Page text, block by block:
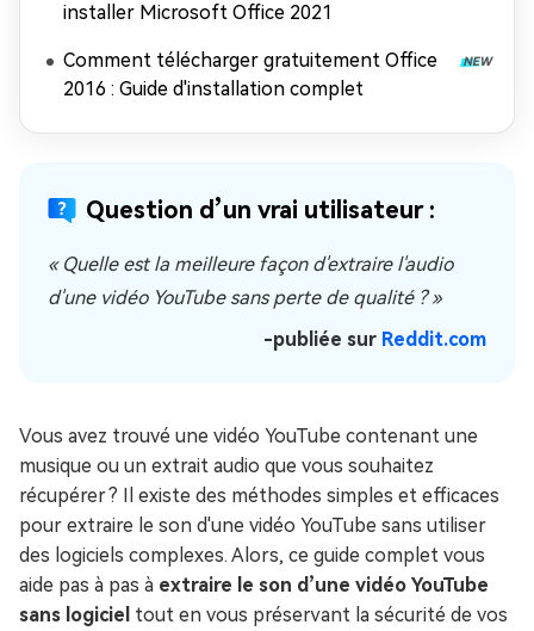
installer Microsoft Office 2021
Comment télécharger gratuitement Office
2016 : Guide d'installation complet
Question d’un vrai utilisateur :
« Quelle est la meilleure façon d'extraire l'audio
d'une vidéo YouTube sans perte de qualité ? »
-publiée sur Reddit.com
Vous avez trouvé une vidéo YouTube contenant une
musique ou un extrait audio que vous souhaitez
récupérer ? Il existe des méthodes simples et efficaces
pour extraire le son d'une vidéo YouTube sans utiliser
des logiciels complexes. Alors, ce guide complet vous
aide pas à pas à extraire le son d’une vidéo YouTube
sans logiciel tout en vous préservant la sécurité de vos